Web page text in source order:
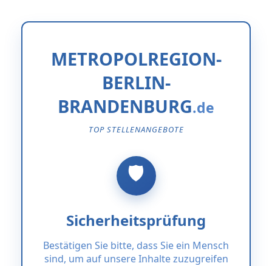
METROPOLREGION-
BERLIN-
BRANDENBURG
TOP STELLENANGEBOTE
Sicherheitsprüfung
Bestätigen Sie bitte, dass Sie ein Mensch
sind, um auf unsere Inhalte zuzugreifen